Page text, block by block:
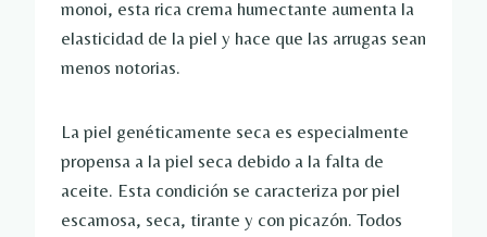
monoi, esta rica crema humectante aumenta la
elasticidad de la piel y hace que las arrugas sean
menos notorias.
La piel genéticamente seca es especialmente
propensa a la piel seca debido a la falta de
aceite. Esta condición se caracteriza por piel
escamosa, seca, tirante y con picazón. Todos